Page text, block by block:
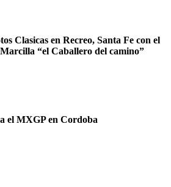
Clasicas en Recreo, Santa Fe con el
“el Caballero del camino”
el MXGP en Cordoba